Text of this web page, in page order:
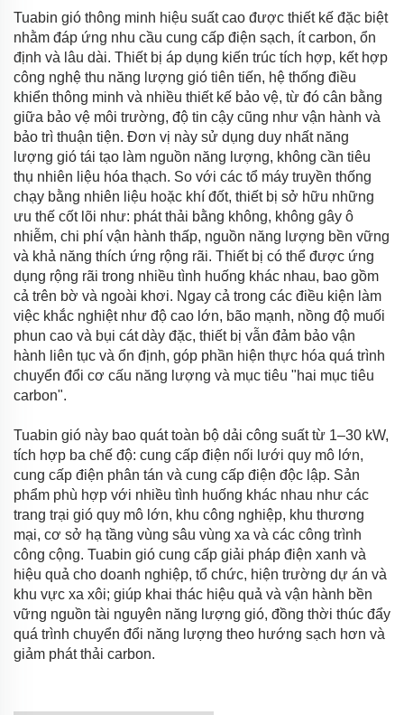
Tuabin gió thông minh hiệu suất cao được thiết kế đặc biệt
nhằm đáp ứng nhu cầu cung cấp điện sạch, ít carbon, ổn
định và lâu dài. Thiết bị áp dụng kiến trúc tích hợp, kết hợp
công nghệ thu năng lượng gió tiên tiến, hệ thống điều
khiển thông minh và nhiều thiết kế bảo vệ, từ đó cân bằng
giữa bảo vệ môi trường, độ tin cậy cũng như vận hành và
bảo trì thuận tiện. Đơn vị này sử dụng duy nhất năng
lượng gió tái tạo làm nguồn năng lượng, không cần tiêu
thụ nhiên liệu hóa thạch. So với các tổ máy truyền thống
chạy bằng nhiên liệu hoặc khí đốt, thiết bị sở hữu những
ưu thế cốt lõi như: phát thải bằng không, không gây ô
nhiễm, chi phí vận hành thấp, nguồn năng lượng bền vững
và khả năng thích ứng rộng rãi. Thiết bị có thể được ứng
dụng rộng rãi trong nhiều tình huống khác nhau, bao gồm
cả trên bờ và ngoài khơi. Ngay cả trong các điều kiện làm
việc khắc nghiệt như độ cao lớn, bão mạnh, nồng độ muối
phun cao và bụi cát dày đặc, thiết bị vẫn đảm bảo vận
hành liên tục và ổn định, góp phần hiện thực hóa quá trình
chuyển đổi cơ cấu năng lượng và mục tiêu "hai mục tiêu
carbon".
Tuabin gió này bao quát toàn bộ dải công suất từ 1–30 kW,
tích hợp ba chế độ: cung cấp điện nối lưới quy mô lớn,
cung cấp điện phân tán và cung cấp điện độc lập. Sản
phẩm phù hợp với nhiều tình huống khác nhau như các
trang trại gió quy mô lớn, khu công nghiệp, khu thương
mại, cơ sở hạ tầng vùng sâu vùng xa và các công trình
công cộng. Tuabin gió cung cấp giải pháp điện xanh và
hiệu quả cho doanh nghiệp, tổ chức, hiện trường dự án và
khu vực xa xôi; giúp khai thác hiệu quả và vận hành bền
vững nguồn tài nguyên năng lượng gió, đồng thời thúc đẩy
quá trình chuyển đổi năng lượng theo hướng sạch hơn và
giảm phát thải carbon.